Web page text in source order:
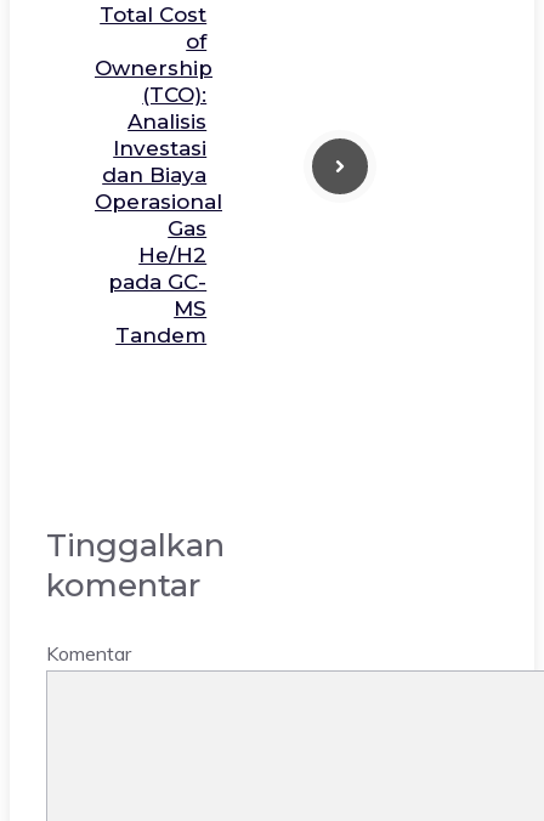
Total Cost
of
Ownership
(TCO):
Analisis
Investasi
dan Biaya
Operasional
Gas
He/H2
pada GC-
MS
Tandem
Tinggalkan
komentar
Komentar